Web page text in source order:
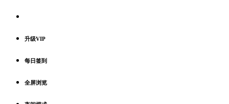
升级VIP
每日签到
全屏浏览